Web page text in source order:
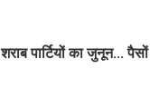
पार्टियों का जुनून...